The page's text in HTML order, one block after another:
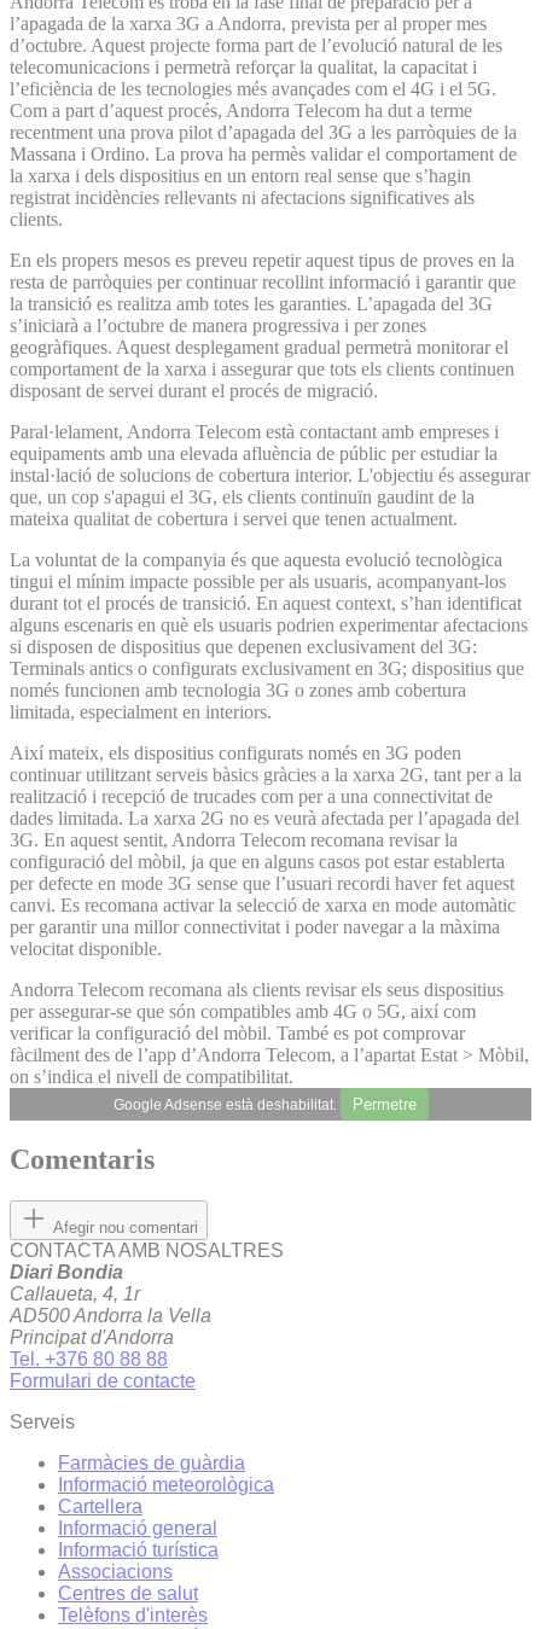
l’apagada de la xarxa 3G a Andorra, prevista per al proper mes
d’octubre. Aquest projecte forma part de l’evolució natural de les
telecomunicacions i permetrà reforçar la qualitat, la capacitat i
l’eficiència de les tecnologies més avançades com el 4G i el 5G.
Com a part d’aquest procés, Andorra Telecom ha dut a terme
recentment una prova pilot d’apagada del 3G a les parròquies de la
Massana i Ordino. La prova ha permès validar el comportament de
la xarxa i dels dispositius en un entorn real sense que s’hagin
registrat incidències rellevants ni afectacions significatives als
clients.
En els propers mesos es preveu repetir aquest tipus de proves en la
resta de parròquies per continuar recollint informació i garantir que
la transició es realitza amb totes les garanties. L’apagada del 3G
s’iniciarà a l’octubre de manera progressiva i per zones
geogràfiques. Aquest desplegament gradual permetrà monitorar el
comportament de la xarxa i assegurar que tots els clients continuen
disposant de servei durant el procés de migració.
Paral·lelament, Andorra Telecom està contactant amb empreses i
equipaments amb una elevada afluència de públic per estudiar la
instal·lació de solucions de cobertura interior. L'objectiu és assegurar
que, un cop s'apagui el 3G, els clients continuïn gaudint de la
mateixa qualitat de cobertura i servei que tenen actualment.
La voluntat de la companyia és que aquesta evolució tecnològica
tingui el mínim impacte possible per als usuaris, acompanyant-los
durant tot el procés de transició. En aquest context, s’han identificat
alguns escenaris en què els usuaris podrien experimentar afectacions
si disposen de dispositius que depenen exclusivament del 3G:
Terminals antics o configurats exclusivament en 3G; dispositius que
només funcionen amb tecnologia 3G o zones amb cobertura
limitada, especialment en interiors.
Així mateix, els dispositius configurats només en 3G poden
continuar utilitzant serveis bàsics gràcies a la xarxa 2G, tant per a la
realització i recepció de trucades com per a una connectivitat de
dades limitada. La xarxa 2G no es veurà afectada per l’apagada del
3G. En aquest sentit, Andorra Telecom recomana revisar la
configuració del mòbil, ja que en alguns casos pot estar establerta
per defecte en mode 3G sense que l’usuari recordi haver fet aquest
canvi. Es recomana activar la selecció de xarxa en mode automàtic
per garantir una millor connectivitat i poder navegar a la màxima
velocitat disponible.
Andorra Telecom recomana als clients revisar els seus dispositius
per assegurar-se que són compatibles amb 4G o 5G, així com
verificar la configuració del mòbil. També es pot comprovar
fàcilment des de l’app d’Andorra Telecom, a l’apartat Estat > Mòbil,
on s’indica el nivell de compatibilitat.
Google Adsense està deshabilitat. Permetre
Comentaris
Afegir nou comentari
CONTACTA AMB NOSALTRES
Diari Bondia
Callaueta, 4, 1r
AD500 Andorra la Vella
Principat d'Andorra
Tel. +376 80 88 88
Formulari de contacte
Serveis
Farmàcies de guàrdia
Informació meteorològica
Cartellera
Informació general
Informació turística
Associacions
Centres de salut
Telèfons d'interès